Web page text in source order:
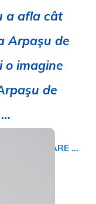
a afla cât
Arpaşu de
o imagine
de
…
CONTINUARE …